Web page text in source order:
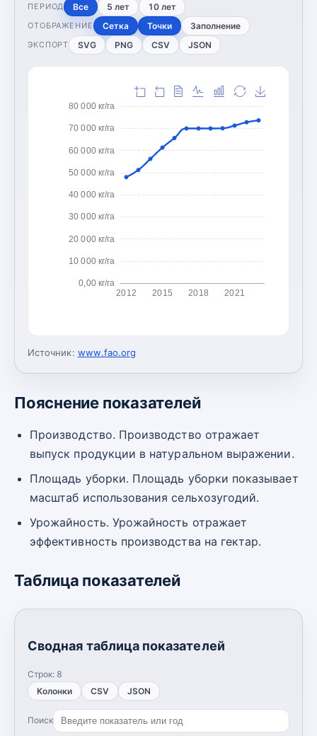
ПЕРИОД Все 5 лет 10 лет
ОТОБРАЖЕНИЕ Сетка Точки Заполнение
ЭКСПОРТ SVG PNG CSV JSON
0,00 кг/га
10 000 кг/га
20 000 кг/га
30 000 кг/га
40 000 кг/га
50 000 кг/га
60 000 кг/га
70 000 кг/га
80 000 кг/га
2012 2015 2018 2021
Источник: www.fao.org
Пояснение показателей
Производство. Производство отражает
выпуск продукции в натуральном выражении.
Площадь уборки. Площадь уборки показывает
масштаб использования сельхозугодий.
Урожайность. Урожайность отражает
эффективность производства на гектар.
Таблица показателей
Сводная таблица показателей
Строк: 8
Колонки
CSV JSON
Поиск